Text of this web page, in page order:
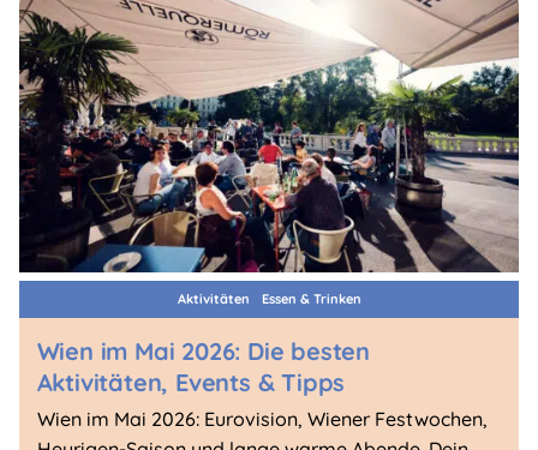
Aktivitäten Essen & Trinken
Wien im Mai 2026: Die besten
Aktivitäten, Events & Tipps
Wien im Mai 2026: Eurovision, Wiener Festwochen,